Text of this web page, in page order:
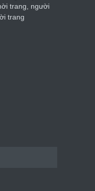
đẹp cho phụ
trang, người
trang